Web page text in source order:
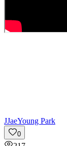
JJaeYoung Park
0